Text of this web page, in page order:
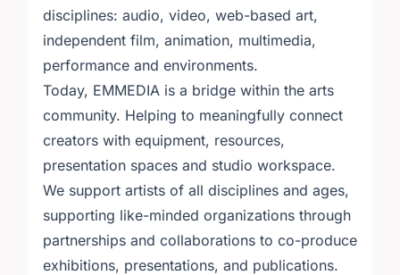
disciplines: audio, video, web-based art,
independent film, animation, multimedia,
performance and environments.
Today, EMMEDIA is a bridge within the arts
community. Helping to meaningfully connect
creators with equipment, resources,
presentation spaces and studio workspace.
We support artists of all disciplines and ages,
supporting like-minded organizations through
partnerships and collaborations to co-produce
exhibitions, presentations, and publications.